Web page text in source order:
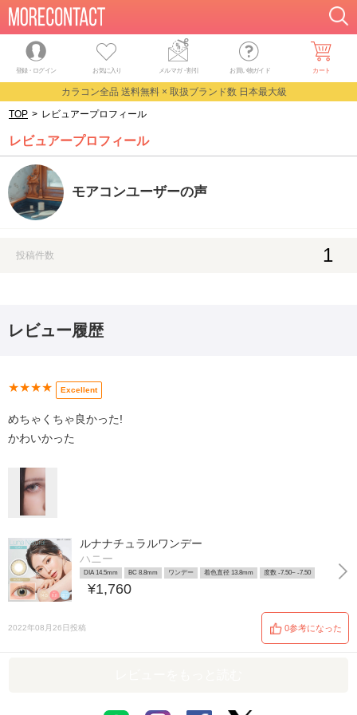
登録・ログイン お気に入り メルマガ・割引 お買い物ガイド カート
カラコン全品 送料無料 × 取扱ブランド数 日本最大級
TOP > レビュアープロフィール
レビュアープロフィール
モアコンユーザーの声
投稿件数 1
レビュー履歴
★★★★ Excellent
めちゃくちゃ良かった!
かわいかった
ルナナチュラルワンデー
ハニー
DIA 14.5mm BC 8.8mm ワンデー 着色直径 13.8mm 度数 -7.50~ -7.50
¥1,760
2022年08月26日投稿 0参考になった